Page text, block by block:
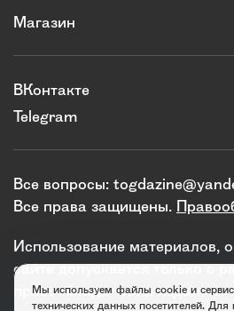
Магазин
ВКонтакте
Telegram
Все вопросы:
Все права защищены.
Использование материалов,
сайте допускается только с
правообладателя и издания.
Мы используем файлы cookie и
технических данных посетителей. Для